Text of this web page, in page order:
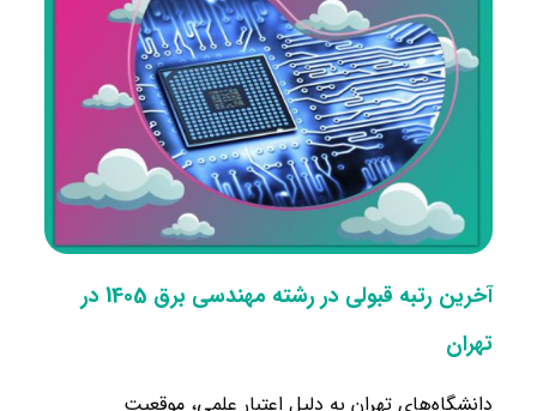
آخرین رتبه قبولی در رشته مهندسی برق 1405 در
تهران
دانشگاه‌های تهران به دلیل اعتبار علمی، موقعیت